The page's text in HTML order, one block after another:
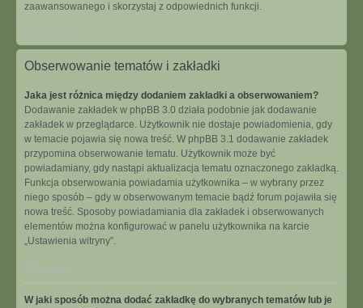
zaawansowanego i skorzystaj z odpowiednich funkcji.
Obserwowanie tematów i zakładki
Jaka jest różnica między dodaniem zakładki a obserwowaniem?
Dodawanie zakładek w phpBB 3.0 działa podobnie jak dodawanie
zakładek w przeglądarce. Użytkownik nie dostaje powiadomienia, gdy
w temacie pojawia się nowa treść. W phpBB 3.1 dodawanie zakładek
przypomina obserwowanie tematu. Użytkownik może być
powiadamiany, gdy nastąpi aktualizacja tematu oznaczonego zakładką.
Funkcja obserwowania powiadamia użytkownika – w wybrany przez
niego sposób – gdy w obserwowanym temacie bądź forum pojawiła się
nowa treść. Sposoby powiadamiania dla zakładek i obserwowanych
elementów można konfigurować w panelu użytkownika na karcie
„Ustawienia witryny”.
Na górę
W jaki sposób można dodać zakładkę do wybranych tematów lub je